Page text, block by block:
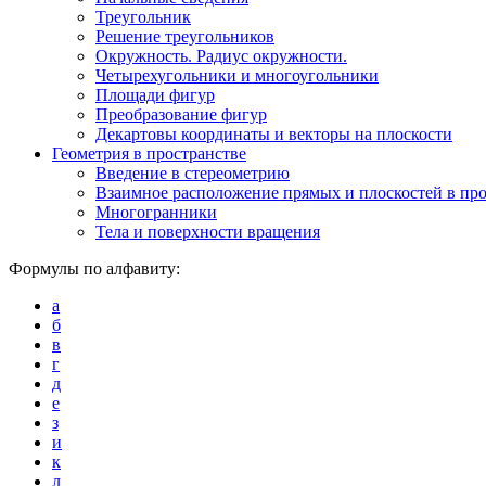
Треугольник
Решение треугольников
Окружность. Радиус окружности.
Четырехугольники и многоугольники
Площади фигур
Преобразование фигур
Декартовы координаты и векторы на плоскости
Геометрия в пространстве
Введение в стереометрию
Взаимное расположение прямых и плоскостей в
Многогранники
Тела и поверхности вращения
Формулы по алфавиту:
а
б
в
г
д
е
з
и
к
л